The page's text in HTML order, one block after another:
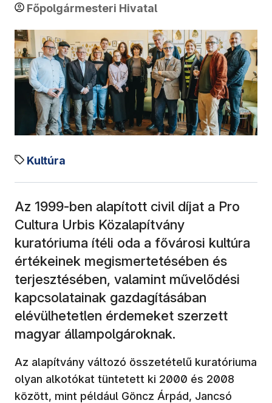
Főpolgármesteri Hivatal
Kultúra
Az 1999-ben alapított civil díjat a Pro
Cultura Urbis Közalapítvány
kuratóriuma ítéli oda a fővárosi kultúra
értékeinek megismertetésében és
terjesztésében, valamint művelődési
kapcsolatainak gazdagításában
elévülhetetlen érdemeket szerzett
magyar állampolgároknak.
Az alapítvány változó összetételű kuratóriuma
olyan alkotókat tüntetett ki 2000 és 2008
között, mint például Göncz Árpád, Jancsó